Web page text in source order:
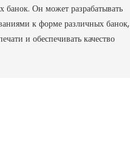
банок. Он может разрабатывать
к форме различных банок,
и обеспечивать качество